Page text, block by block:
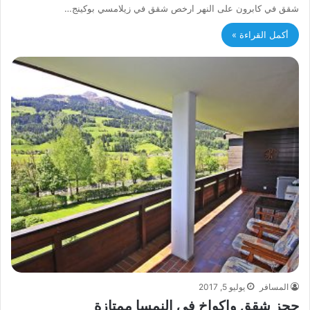
شقق في كابرون على النهر ارخص شقق في زيلامسي بوكينج…
أكمل القراءة »
المسافر يوليو 5, 2017
حجز شقق واكواخ في النمسا ممتازة